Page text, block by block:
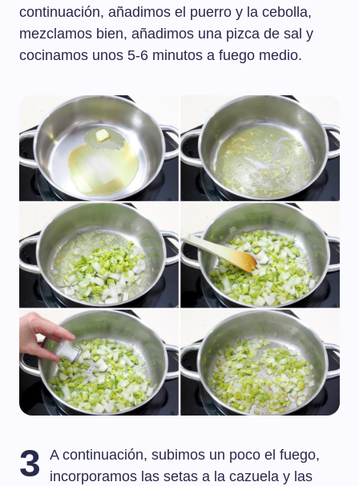
continuación, añadimos el puerro y la cebolla,
mezclamos bien, añadimos una pizca de sal y
cocinamos unos 5-6 minutos a fuego medio.
3
A continuación, subimos un poco el fuego,
incorporamos las setas a la cazuela y las